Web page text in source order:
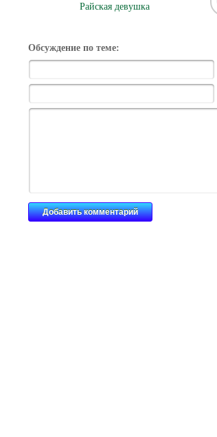
Райская девушка
Обсуждение по теме: